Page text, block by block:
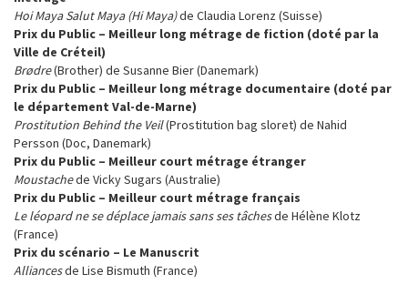
Hoi Maya Salut Maya (Hi Maya)de Claudia Lorenz (Suisse)
Prix du Public – Meilleur long métrage de fiction (doté par la
Ville de Créteil)
Brødre(Brother) de Susanne Bier (Danemark)
Prix du Public – Meilleur long métrage documentaire (doté par
le département Val-de-Marne)
Prostitution Behind the Veil(Prostitution bag sloret) de Nahid
Persson (Doc, Danemark)
Prix du Public – Meilleur court métrage étranger
Moustachede Vicky Sugars (Australie)
Prix du Public – Meilleur court métrage français
Le léopard ne se déplace jamais sans ses tâchesde Hélène Klotz
(France)
Prix du scénario – Le Manuscrit
Alliancesde Lise Bismuth (France)